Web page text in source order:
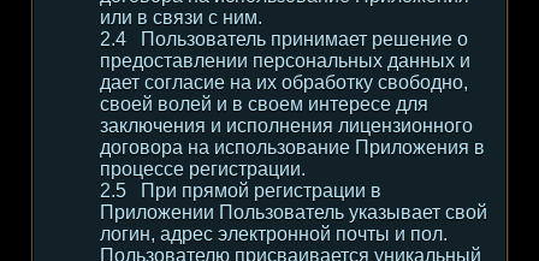
или в связи с ним.
Пользователь принимает решение о
предоставлении персональных данных и
дает согласие на их обработку свободно,
своей волей и в своем интересе для
заключения и исполнения лицензионного
договора на использование Приложения в
процессе регистрации.
При прямой регистрации в
Приложении Пользователь указывает свой
логин, адрес электронной почты и пол.
Пользователю присваивается уникальный